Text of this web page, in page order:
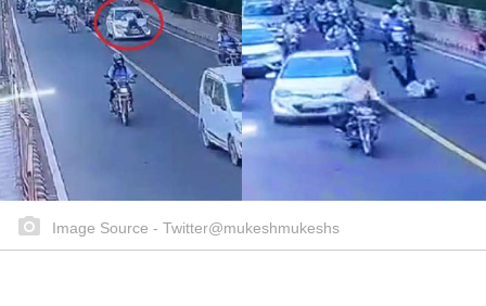
Image Source - Twitter@mukeshmukeshs